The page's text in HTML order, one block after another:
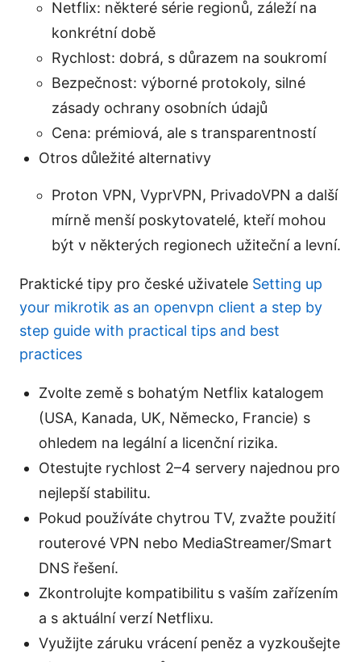
Netflix: některé série regionů, záleží na
konkrétní době
Rychlost: dobrá, s důrazem na soukromí
Bezpečnost: výborné protokoly, silné
zásady ochrany osobních údajů
Cena: prémiová, ale s transparentností
Otros důležité alternativy
Proton VPN, VyprVPN, PrivadoVPN a další
mírně menší poskytovatelé, kteří mohou
být v některých regionech užiteční a levní.
Praktické tipy pro české uživatele Setting up
your mikrotik as an openvpn client a step by
step guide with practical tips and best
practices
Zvolte země s bohatým Netflix katalogem
(USA, Kanada, UK, Německo, Francie) s
ohledem na legální a licenční rizika.
Otestujte rychlost 2–4 servery najednou pro
nejlepší stabilitu.
Pokud používáte chytrou TV, zvažte použití
routerové VPN nebo MediaStreamer/Smart
DNS řešení.
Zkontrolujte kompatibilitu s vaším zařízením
a s aktuální verzí Netflixu.
Využijte záruku vrácení peněz a vyzkoušejte